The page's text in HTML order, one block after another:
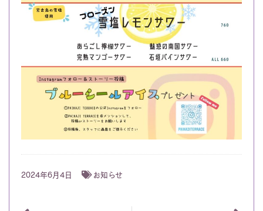
2024年6月4日 お知らせ